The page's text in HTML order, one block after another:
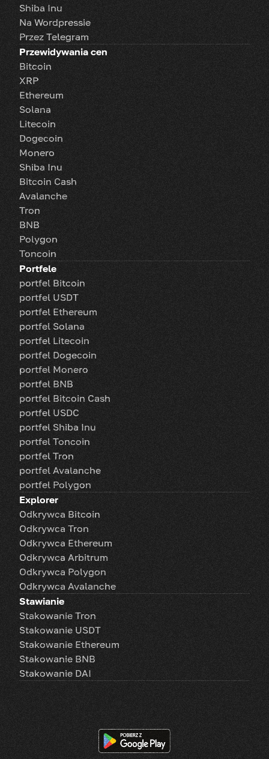
Shiba Inu
Na Wordpressie
Przez Telegram
Przewidywania cen
Bitcoin
XRP
Ethereum
Solana
Litecoin
Dogecoin
Monero
Shiba Inu
Bitcoin Cash
Avalanche
Tron
BNB
Polygon
Toncoin
Portfele
portfel Bitcoin
portfel USDT
portfel Ethereum
portfel Solana
portfel Litecoin
portfel Dogecoin
portfel Monero
portfel BNB
portfel Bitcoin Cash
portfel USDC
portfel Shiba Inu
portfel Toncoin
portfel Tron
portfel Avalanche
portfel Polygon
Explorer
Odkrywca Bitcoin
Odkrywca Tron
Odkrywca Ethereum
Odkrywca Arbitrum
Odkrywca Polygon
Odkrywca Avalanche
Stawianie
Stakowanie Tron
Stakowanie USDT
Stakowanie Ethereum
Stakowanie BNB
Stakowanie DAI